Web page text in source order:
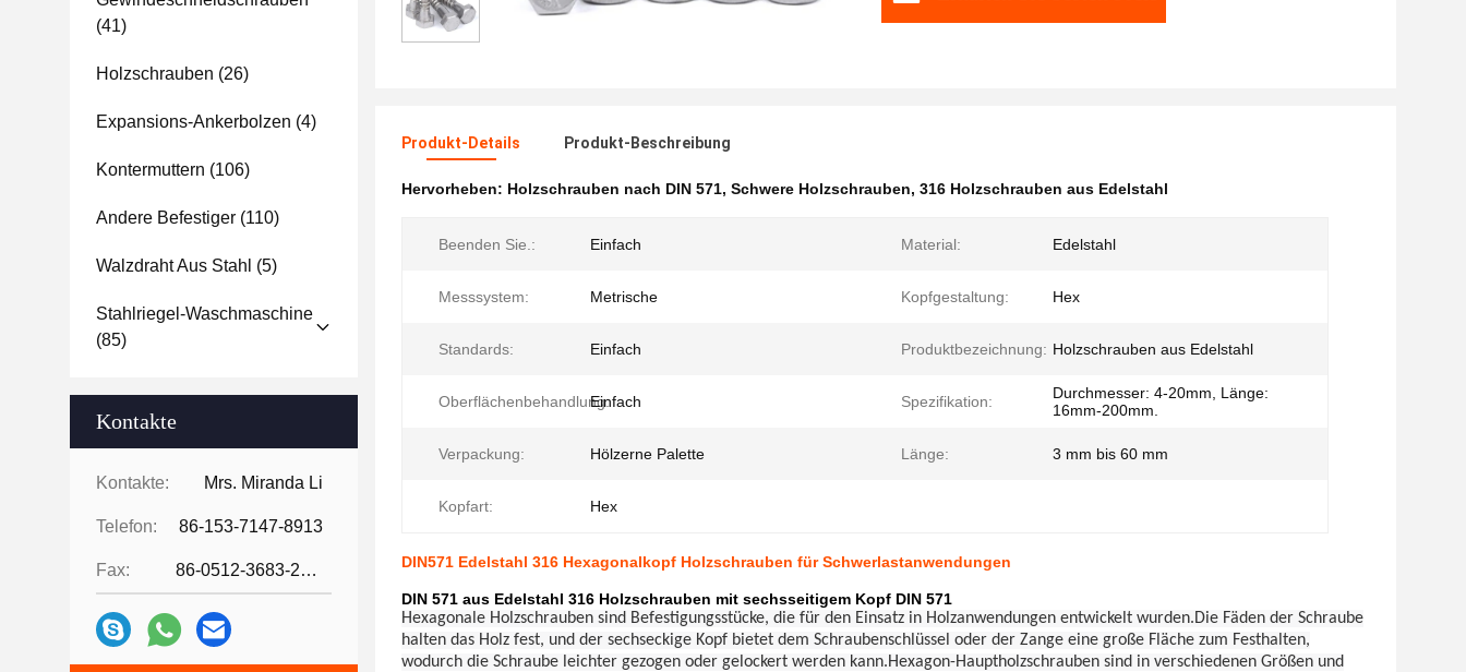
(41)
Holzschrauben (26)
Expansions-Ankerbolzen (4)
Kontermuttern (106)
Andere Befestiger (110)
Walzdraht Aus Stahl (5)
Stahlriegel-Waschmaschine
(85)
Kontakte
Kontakte: Mrs. Miranda Li
Telefon: 86-153-7147-8913
Fax: 86-0512-3683-2631
Produkt-Details Produkt-Beschreibung
Hervorheben: Holzschrauben nach DIN 571, Schwere Holzschrauben, 316 Holzschrauben aus Edelstahl
Beenden Sie.: Einfach Material: Edelstahl
Messsystem: Metrische Kopfgestaltung: Hex
Standards: Einfach Produktbezeichnung: Holzschrauben aus Edelstahl
Oberflächenbehandlung:Einfach Spezifikation:
Durchmesser: 4-20mm, Länge:
16mm-200mm.
Verpackung: Hölzerne Palette Länge: 3 mm bis 60 mm
Kopfart: Hex
DIN571 Edelstahl 316 Hexagonalkopf Holzschrauben für Schwerlastanwendungen
DIN 571 aus Edelstahl 316 Holzschrauben mit sechsseitigem Kopf DIN 571
Hexagonale Holzschrauben sind Befestigungsstücke, die für den Einsatz in Holzanwendungen entwickelt wurden.Die Fäden der Schraube
halten das Holz fest, und der sechseckige Kopf bietet dem Schraubenschlüssel oder der Zange eine große Fläche zum Festhalten,
wodurch die Schraube leichter gezogen oder gelockert werden kann.Hexagon-Hauptholzschrauben sind in verschiedenen Größen und